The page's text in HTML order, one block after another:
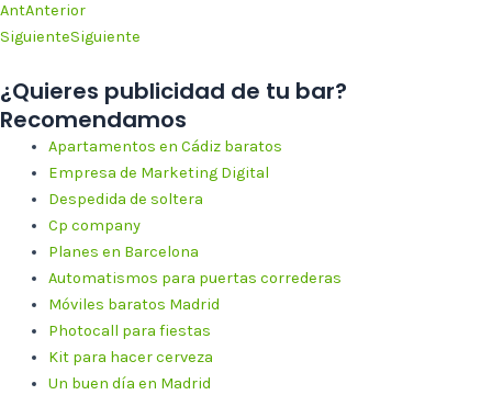
AntAnterior
SiguienteSiguiente
¿Quieres publicidad de tu bar?
Recomendamos
Apartamentos en Cádiz baratos
Empresa de Marketing Digital
Despedida de soltera
Cp company
Planes en Barcelona
Automatismos para puertas correderas
Móviles baratos Madrid
Photocall para fiestas
Kit para hacer cerveza
Un buen día en Madrid